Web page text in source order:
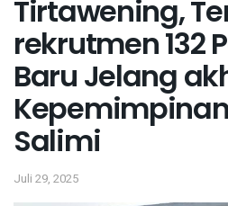
Tirtawening,
rekrutmen 132
Baru Jelang
Salimi
Juli 29, 2025